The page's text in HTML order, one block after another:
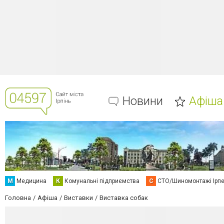
Новини Афіша
М Медицина К Комунальні підприємства С СТО/Шиномонтажі
Головна Афіша Виставки Виставка собак